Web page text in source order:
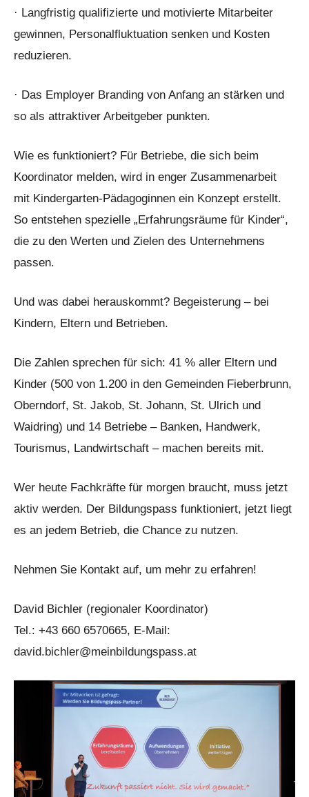
· Langfristig qualifizierte und motivierte Mitarbeiter
gewinnen, Personalfluktuation senken und Kosten
reduzieren.
· Das Employer Branding von Anfang an stärken und
so als attraktiver Arbeitgeber punkten.
Wie es funktioniert? Für Betriebe, die sich beim
Koordinator melden, wird in enger Zusammenarbeit
mit Kindergarten-Pädagoginnen ein Konzept erstellt.
So entstehen spezielle „Erfahrungsräume für Kinder“,
die zu den Werten und Zielen des Unternehmens
passen.
Und was dabei herauskommt? Begeisterung – bei
Kindern, Eltern und Betrieben.
Die Zahlen sprechen für sich: 41 % aller Eltern und
Kinder (500 von 1.200 in den Gemeinden Fieberbrunn,
Oberndorf, St. Jakob, St. Johann, St. Ulrich und
Waidring) und 14 Betriebe – Banken, Handwerk,
Tourismus, Landwirtschaft – machen bereits mit.
Wer heute Fachkräfte für morgen braucht, muss jetzt
aktiv werden. Der Bildungspass funktioniert, jetzt liegt
es an jedem Betrieb, die Chance zu nutzen.
Nehmen Sie Kontakt auf, um mehr zu erfahren!
David Bichler (regionaler Koordinator)
Tel.: +43 660 6570665, E-Mail:
david.bichler@meinbildungspass.at